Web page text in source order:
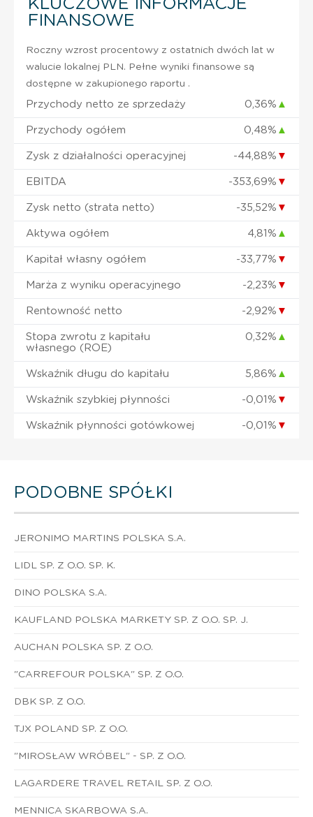
KLUCZOWE INFORMACJE
FINANSOWE
Roczny wzrost procentowy z ostatnich dwóch lat w
walucie lokalnej PLN. Pełne wyniki finansowe są
dostępne w zakupionego raportu .
Przychody netto ze sprzedaży 0,36% ▲
Przychody ogółem 0,48% ▲
Zysk z działalności operacyjnej -44,88% ▼
EBITDA -353,69% ▼
Zysk netto (strata netto) -35,52% ▼
Aktywa ogółem 4,81% ▲
Kapitał własny ogółem -33,77% ▼
Marża z wyniku operacyjnego -2,23% ▼
Rentowność netto -2,92% ▼
Stopa zwrotu z kapitału
własnego (ROE)
0,32% ▲
Wskaźnik długu do kapitału 5,86% ▲
Wskaźnik szybkiej płynności -0,01% ▼
Wskaźnik płynności gotówkowej -0,01% ▼
PODOBNE SPÓŁKI
JERONIMO MARTINS POLSKA S.A.
LIDL SP. Z O.O. SP. K.
DINO POLSKA S.A.
KAUFLAND POLSKA MARKETY SP. Z O.O. SP. J.
AUCHAN POLSKA SP. Z O.O.
"CARREFOUR POLSKA" SP. Z O.O.
DBK SP. Z O.O.
TJX POLAND SP. Z O.O.
"MIROSŁAW WRÓBEL" - SP. Z O.O.
LAGARDERE TRAVEL RETAIL SP. Z O.O.
MENNICA SKARBOWA S.A.